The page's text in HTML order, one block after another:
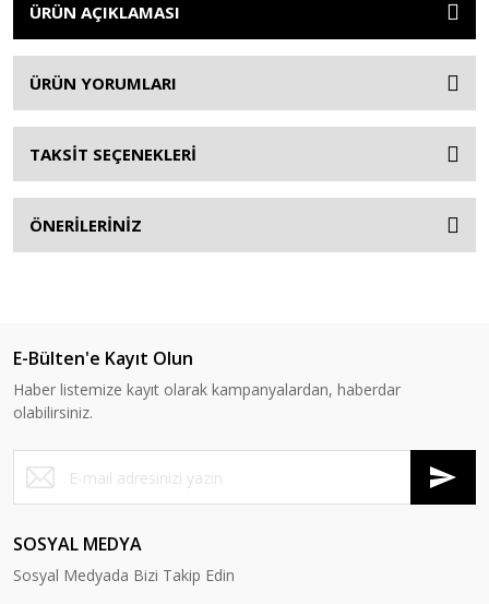
ÜRÜN AÇIKLAMASI
ÜRÜN YORUMLARI
TAKSİT SEÇENEKLERİ
ÖNERİLERİNİZ
E-Bülten'e Kayıt Olun
Haber listemize kayıt olarak kampanyalardan, haberdar
olabilirsiniz.
SOSYAL MEDYA
Sosyal Medyada Bizi Takip Edin